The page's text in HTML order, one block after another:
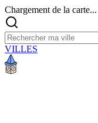
Chargement de la carte...
VILLES